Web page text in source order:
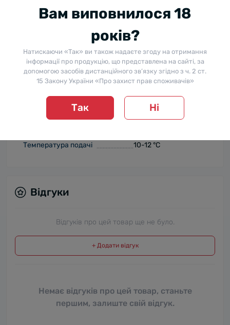
приємним
Гастрономічна поєднуваність
Прекрасна основа
для коктейлів,
гармонує з
м'ясними та
рибними
закусками, а також
снеками.
Температура подачі 10-12 °C
Відгуки
Відгуків про цей товар ще не було.
+ Додати відгук
Немає відгуків про цей товар, станьте
першим, залиште свій відгук.
Вам виповнилося 18
років?
Натискаючи «Так» ви також надаєте згоду на отримання
інформації про продукцію, що представлена на сайті, за
допомогою засобів дистанційного зв’язку згідно з ч. 2 ст.
15 Закону України «Про захист прав споживачів»
Так Ні